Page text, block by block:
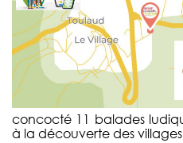
concocté 11 balades
à la découverte des